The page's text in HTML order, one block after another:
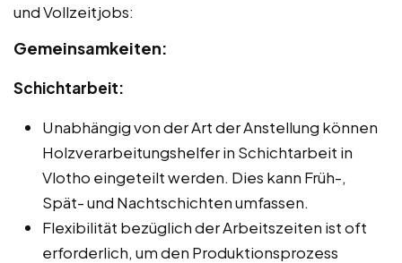
und Vollzeitjobs:
Gemeinsamkeiten:
Schichtarbeit:
Unabhängig von der Art der Anstellung können
Holzverarbeitungshelfer in Schichtarbeit in
Vlotho eingeteilt werden. Dies kann Früh-,
Spät- und Nachtschichten umfassen.
Flexibilität bezüglich der Arbeitszeiten ist oft
erforderlich, um den Produktionsprozess